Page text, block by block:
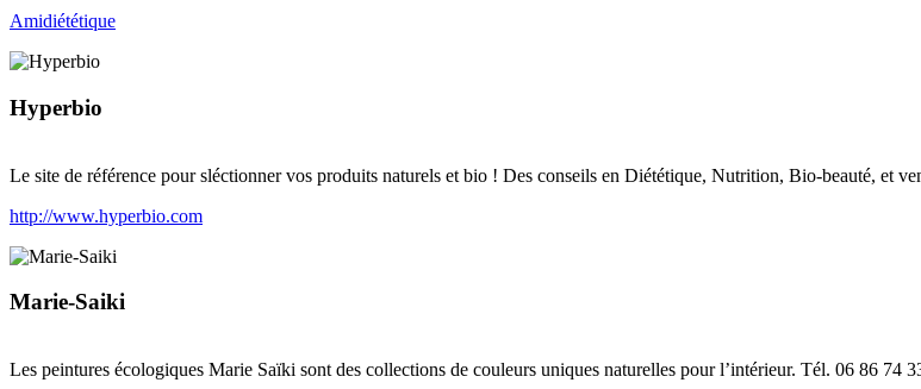
Amidiététique
Hyperbio
Le site de référence pour sléctionner vos produits naturels et bio ! Des conseils en Diététique, Nutrition, Bio-beauté, et
http://www.hyperbio.com
Marie-Saiki
Les peintures écologiques Marie Saïki sont des collections de couleurs uniques naturelles pour l’intérieur. Tél. 06 86 74